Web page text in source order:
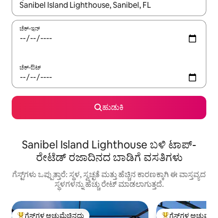
ಫಲಿತಾಂಶಗಳು ಲಭ್ಯವಿರುವಾಗ, ಅಪ್ ಮತ್ತು ಡೌನ್ ಬಾಣದ ಕೀಲಿಗಳೊಂದಿಗೆ
ಚೆಕ್-ಇನ್
ಚೆಕ್-ಔಟ್
ಹುಡುಕಿ
Sanibel Island Lighthouse ಬಳಿ ಟಾಪ್-
ರೇಟೆಡ್ ರಜಾದಿನದ ಬಾಡಿಗೆ ವಸತಿಗಳು
ಗೆಸ್ಟ್‌ಗಳು ಒಪ್ಪುತ್ತಾರೆ: ಸ್ಥಳ, ಸ್ವಚ್ಛತೆ ಮತ್ತು ಹೆಚ್ಚಿನ ಕಾರಣಕ್ಕಾಗಿ ಈ ವಾಸ್ತವ್ಯದ
ಸ್ಥಳಗಳನ್ನು ಹೆಚ್ಚು ರೇಟ್ ಮಾಡಲಾಗುತ್ತದೆ.
ಗೆಸ್ಟ್‌ಗಳ ಅಚ್ಚುಮೆಚ್ಚಿನದು ಗೆಸ್ಟ್‌ಗಳ